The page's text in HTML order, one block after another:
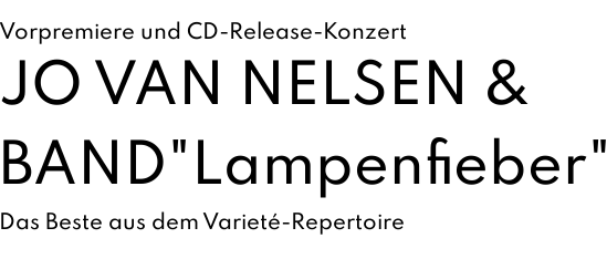
Vorpremiere und CD-Release-Konzert
JO VAN NELSEN &
BAND"Lampenfieber"
Das Beste aus dem Varieté-Repertoire